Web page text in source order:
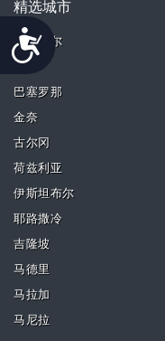
Accessibility
精选城市
班加罗尔
曼谷
巴塞罗那
金奈
古尔冈
荷兹利亚
伊斯坦布尔
耶路撒冷
吉隆坡
马德里
马拉加
马尼拉